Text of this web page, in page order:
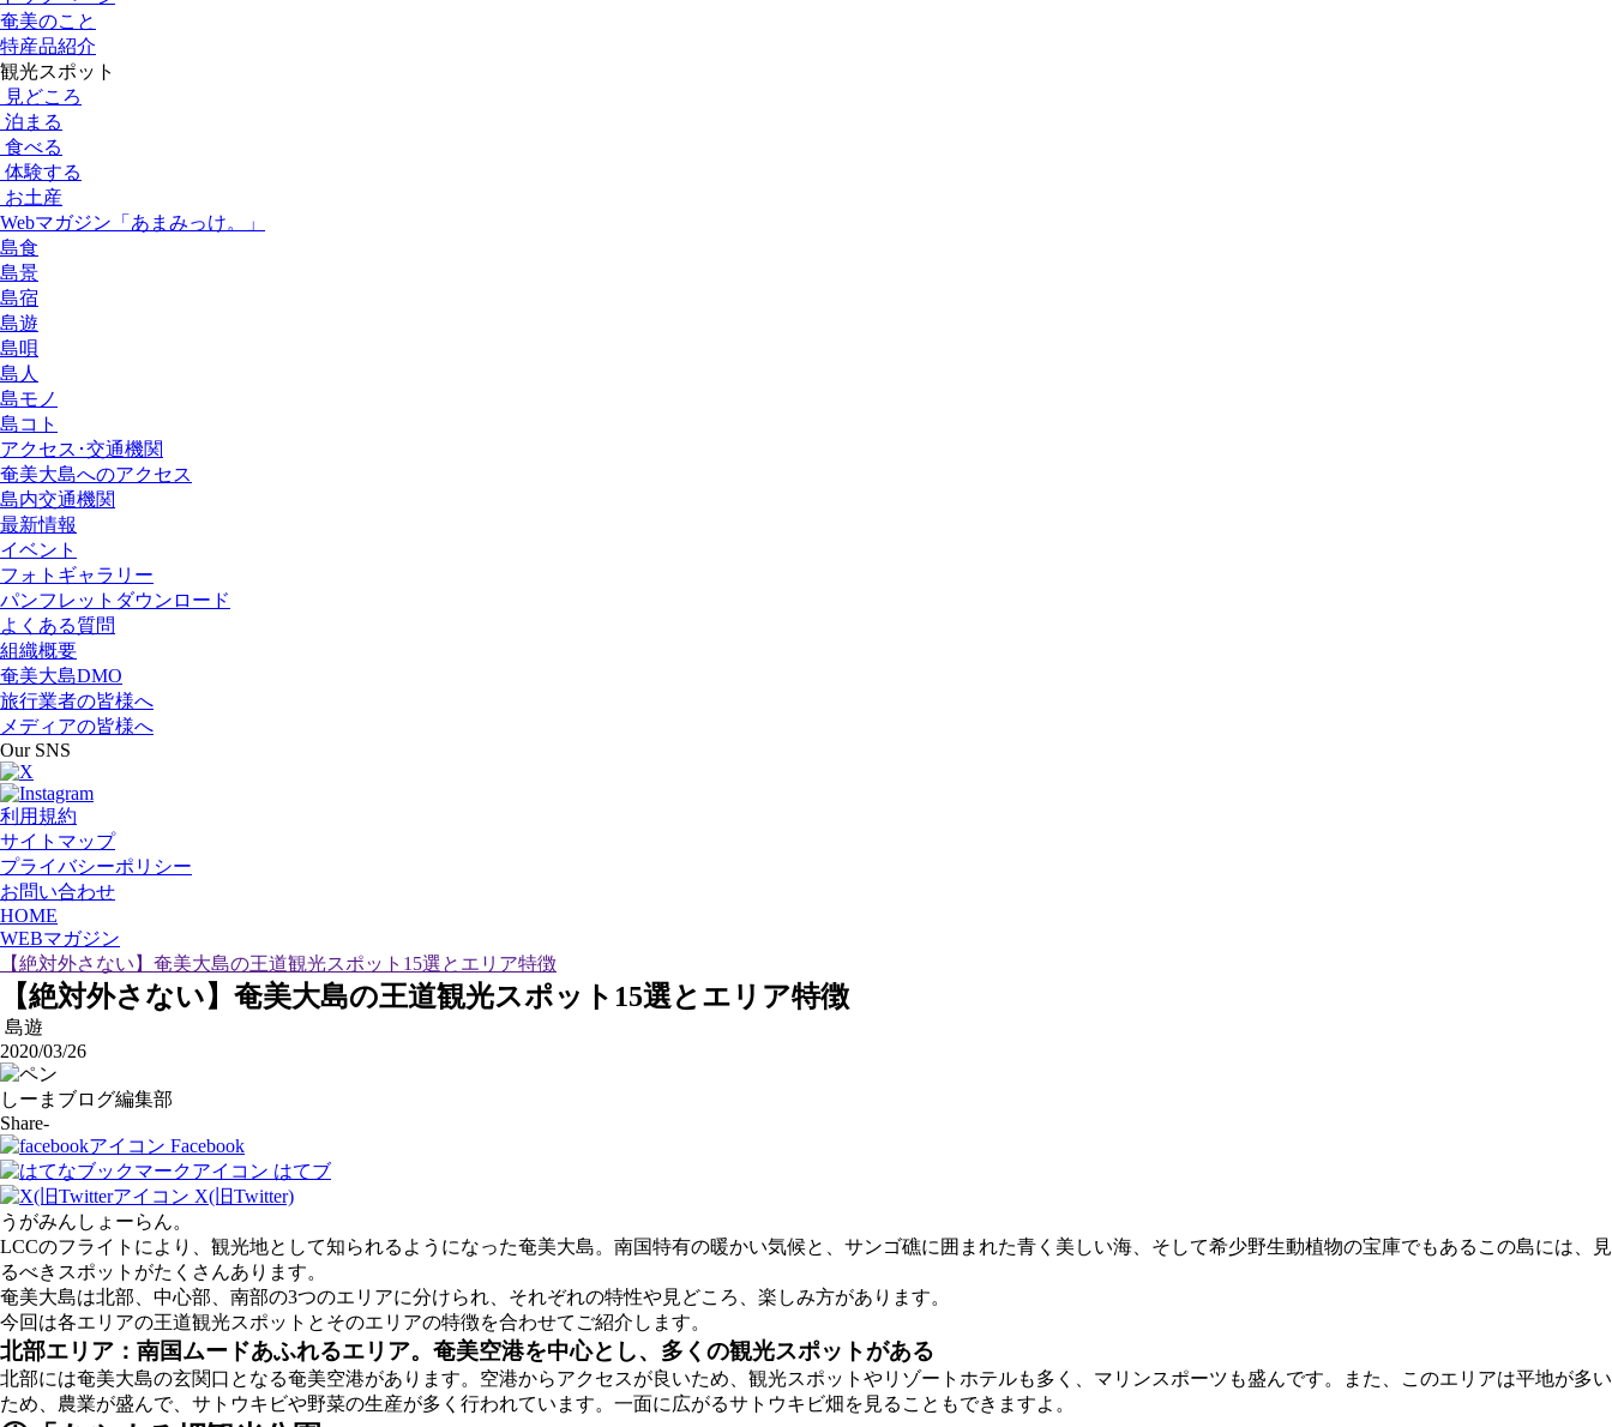
奄美のこと
特産品紹介
観光スポット
見どころ
泊まる
食べる
体験する
お土産
Webマガジン「あまみっけ。」
島食
島景
島宿
島遊
島唄
島人
島モノ
島コト
アクセス･交通機関
奄美大島へのアクセス
島内交通機関
最新情報
イベント
フォトギャラリー
パンフレットダウンロード
よくある質問
組織概要
奄美大島DMO
旅行業者の皆様へ
メディアの皆様へ
Our SNS
利用規約
サイトマップ
プライバシーポリシー
お問い合わせ
HOME
WEBマガジン
【絶対外さない】奄美大島の王道観光スポット15選とエリア特徴
【絶対外さない】奄美大島の王道観光スポット15選とエリア特徴
島遊
2020/03/26
しーまブログ編集部
Share-
Facebook
はてブ
X(旧Twitter)
うがみんしょーらん。
LCCのフライトにより、観光地として知られるようになった奄美大島。南国特有の暖かい気候と、サンゴ礁に囲まれた青く美しい海、そして希少野生動植物の宝庫でもあるこの島には、見
るべきスポットがたくさんあります。
奄美大島は北部、中心部、南部の3つのエリアに分けられ、それぞれの特性や見どころ、楽しみ方があります。
今回は各エリアの王道観光スポットとそのエリアの特徴を合わせてご紹介します。
北部エリア：南国ムードあふれるエリア。奄美空港を中心とし、多くの観光スポットがある
北部には奄美大島の玄関口となる奄美空港があります。空港からアクセスが良いため、観光スポットやリゾートホテルも多く、マリンスポーツも盛んです。また、このエリアは平地が多い
ため、農業が盛んで、サトウキビや野菜の生産が多く行われています。一面に広がるサトウキビ畑を見ることもできますよ。